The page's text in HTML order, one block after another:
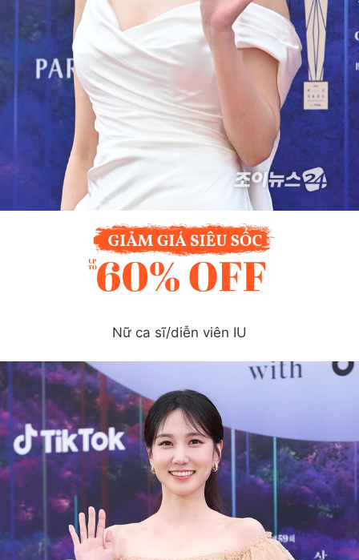
Nữ ca sĩ/diễn viên IU